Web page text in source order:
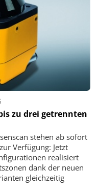
zu drei getrennten
stehen ab sofort
Verfügung: Jetzt
realisiert
dank der neuen
gleichzeitig